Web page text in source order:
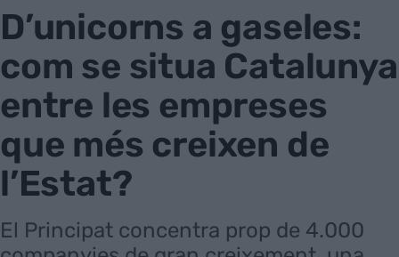
D’unicorns a gaseles:
com se situa Catalunya
entre les empreses
que més creixen de
l’Estat?
El Principat concentra prop de 4.000